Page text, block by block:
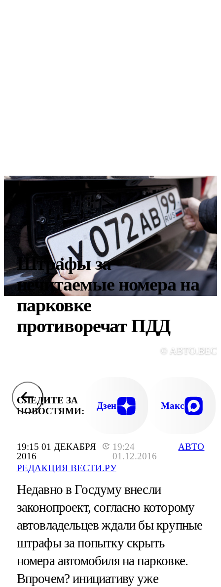
19:15 01 ДЕКАБРЯ
2016
19:24
01.12.2016
РЕДАКЦИЯ ВЕСТИ.РУ
АВТО
Штрафы за
нечитаемые номера на
парковке
противоречат ПДД
©
СЛЕДИТЕ ЗА
НОВОСТЯМИ:
Дзен Макс
Недавно в Госдуму внесли
законопроект, согласно которому
автовладельцев ждали бы крупные
штрафы за попытку скрыть
номера автомобиля на парковке.
Впрочем? инициативу уже